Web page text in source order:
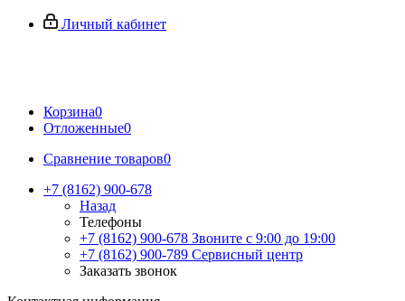
Личный кабинет
Корзина0
Отложенные0
Сравнение товаров0
+7 (8162) 900-678
Назад
Телефоны
+7 (8162) 900-678 Звоните с 9:00 до 19:00
+7 (8162) 900-789 Сервисный центр
Заказать звонок